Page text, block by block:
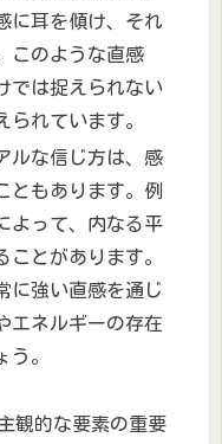
に耳を傾け、それ
このような直感
では捉えられない
られています。
ルな信じ方は、感
ともあります。例
よって、内なる平
とがあります。
に強い直感を通じ
エネルギーの存在
う。
観的な要素の重要